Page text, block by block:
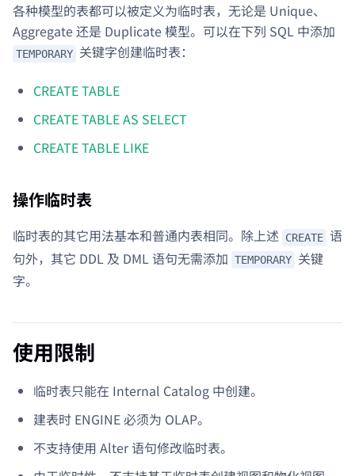
各种模型的表都可以被定义为临时表，无论是 Unique、
Aggregate 还是 Duplicate 模型。可以在下列 SQL 中添加
TEMPORARY 关键字创建临时表：
CREATE TABLE
CREATE TABLE AS SELECT
CREATE TABLE LIKE
操作临时表
临时表的其它用法基本和普通内表相同。除上述 CREATE 语
句外，其它 DDL 及 DML 语句无需添加 TEMPORARY 关键
字。
使用限制
临时表只能在 Internal Catalog 中创建。
建表时 ENGINE 必须为 OLAP。
不支持使用 Alter 语句修改临时表。